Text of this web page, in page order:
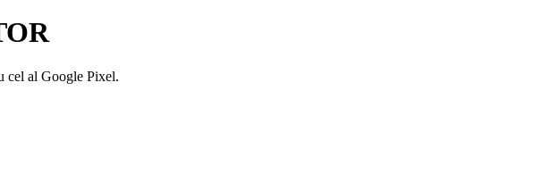
cel al Google Pixel.